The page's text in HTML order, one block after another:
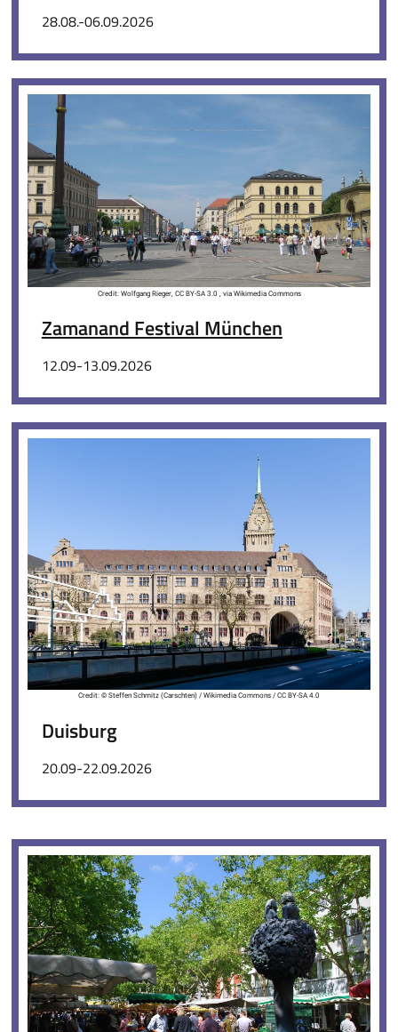
28.08.-06.09.2026
Credit: Wolfgang Rieger, CC BY-SA 3.0 , via Wikimedia Commons
Zamanand Festival München
12.09-13.09.2026
Credit: © Steffen Schmitz (Carschten) / Wikimedia Commons / CC BY-SA 4.0
Duisburg
20.09-22.09.2026